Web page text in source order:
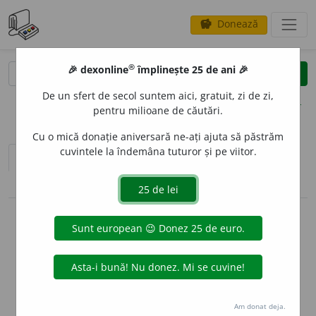
savings Donează
clear
opțiuni
sinteza definițiilor (1)
definiții (15)
info
info
Aceste definiții sunt compilate de
echipa dexonline. Definițiile
originale se află pe filadefiniții.
Puteți reordona filele pe pagina de
🎉 dexonline® împlinește 25 de ani 🎉
De un sfert de secol suntem aici, gratuit, zi de zi,
pentru milioane de căutări.
Cu o mică donație aniversară ne-ați ajuta să păstrăm
cuvintele la îndemâna tuturor și pe viitor.
Am donat deja.